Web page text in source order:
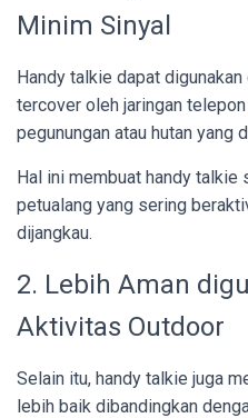
Minim Sinyal
Handy talkie dapat
tercover oleh jaringan
pegunungan atau hutan yang
Hal ini membuat handy talkie
petualang yang sering
dijangkau.
2. Lebih Aman
Aktivitas Outdoor
Selain itu, handy talkie juga
lebih baik dibandingkan